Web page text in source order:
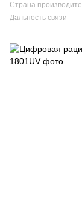
Страна
Дальность связи